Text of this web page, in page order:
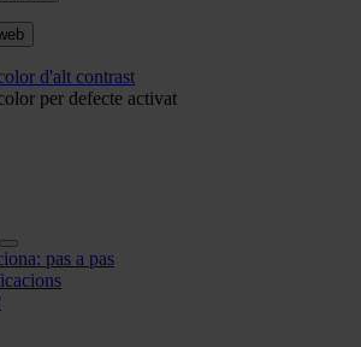
pas a pas